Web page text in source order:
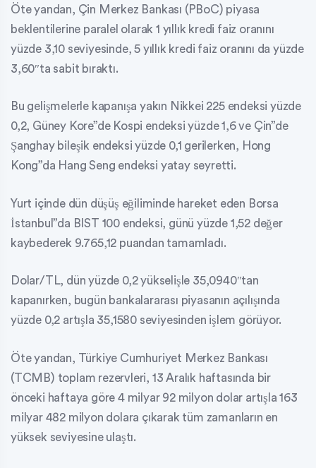
Öte yandan, Çin Merkez Bankası (PBoC) piyasa
beklentilerine paralel olarak 1 yıllık kredi faiz oranını
yüzde 3,10 seviyesinde, 5 yıllık kredi faiz oranını da yüzde
3,60″ta sabit bıraktı.
Bu gelişmelerle kapanışa yakın Nikkei 225 endeksi yüzde
0,2, Güney Kore”de Kospi endeksi yüzde 1,6 ve Çin”de
Şanghay bileşik endeksi yüzde 0,1 gerilerken, Hong
Kong”da Hang Seng endeksi yatay seyretti.
Yurt içinde dün düşüş eğiliminde hareket eden Borsa
İstanbul”da BIST 100 endeksi, günü yüzde 1,52 değer
kaybederek 9.765,12 puandan tamamladı.
Dolar/TL, dün yüzde 0,2 yükselişle 35,0940″tan
kapanırken, bugün bankalararası piyasanın açılışında
yüzde 0,2 artışla 35,1580 seviyesinden işlem görüyor.
Öte yandan, Türkiye Cumhuriyet Merkez Bankası
(TCMB) toplam rezervleri, 13 Aralık haftasında bir
önceki haftaya göre 4 milyar 92 milyon dolar artışla 163
milyar 482 milyon dolara çıkarak tüm zamanların en
yüksek seviyesine ulaştı.